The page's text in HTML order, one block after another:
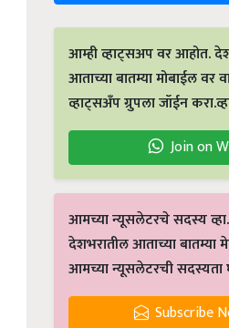
आम्ही व्हाट्सअप वर आहोत.
आताच्या बातम्या मोबाईल वर
व्हाट्सअँप ग्रुपला जॉईन
Join on
आमच्या न्यूसलेटरचे सदस्य
देशभरातील आताच्या बातम्या
आमच्या न्यूसलेटरची सदस्यता
Subscribe